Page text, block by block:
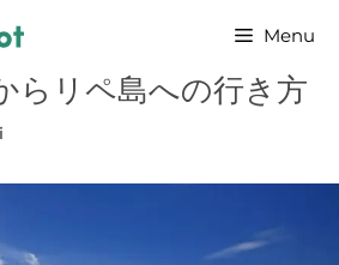
Menu
らリペ島への行き方